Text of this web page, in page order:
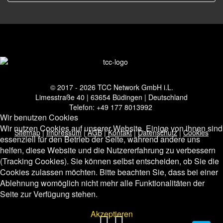
© 2017 - 2026 TCC Network GmbH i.L.
Limesstraße 40 | 63654 Büdingen | Deutschland
Telefon: +49 177 8013992
Sitemap|Impressum |AGB|Kontakt|Datenschutz|Cookies
Wir benutzen Cookies
Wir nutzen Cookies auf unserer Website. Einige von ihnen sind
essenziell für den Betrieb der Seite, während andere uns
helfen, diese Website und die Nutzererfahrung zu verbessern
(Tracking Cookies). Sie können selbst entscheiden, ob Sie die
Cookies zulassen möchten. Bitte beachten Sie, dass bei einer
Ablehnung womöglich nicht mehr alle Funktionalitäten der
Seite zur Verfügung stehen.
Akzeptieren